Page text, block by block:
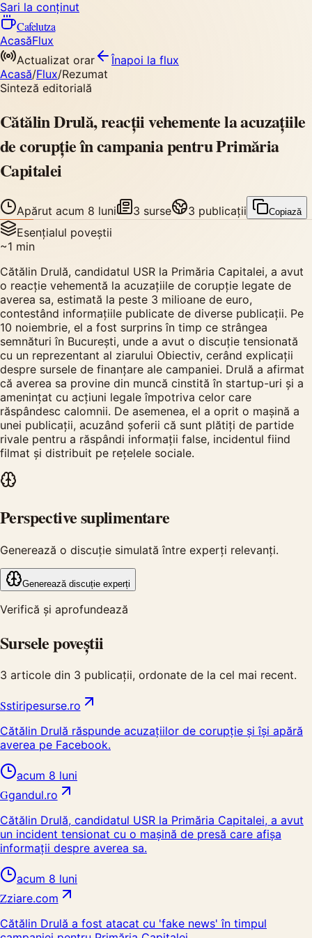
Sari la conținut
Cafelutza
AcasăFlux
Actualizat orar
Înapoi la flux
Acasă/Flux/Rezumat
Sinteză editorială
Cătălin Drulă, reacții vehemente la acuzațiile
de corupție în campania pentru Primăria
Capitalei
Apărut acum 8 luni 3 surse 3 publicații Copiază
Esențialul poveștii
~1 min
Cătălin Drulă, candidatul USR la Primăria Capitalei, a avut
o reacție vehementă la acuzațiile de corupție legate de
averea sa, estimată la peste 3 milioane de euro,
contestând informațiile publicate de diverse publicații. Pe
10 noiembrie, el a fost surprins în timp ce strângea
semnături în București, unde a avut o discuție tensionată
cu un reprezentant al ziarului Obiectiv, cerând explicații
despre sursele de finanțare ale campaniei. Drulă a afirmat
că averea sa provine din muncă cinstită în startup-uri și a
amenințat cu acțiuni legale împotriva celor care
răspândesc calomnii. De asemenea, el a oprit o mașină a
unei publicații, acuzând șoferii că sunt plătiți de partide
rivale pentru a răspândi informații false, incidentul fiind
filmat și distribuit pe rețelele sociale.
Perspective suplimentare
Generează o discuție simulată între experți relevanți.
Generează discuție experți
Verifică și aprofundează
Sursele poveștii
3 articole din 3 publicații, ordonate de la cel mai recent.
Sstiripesurse.ro
Cătălin Drulă răspunde acuzațiilor de corupție și își apără
averea pe Facebook.
acum 8 luni
Ggandul.ro
Cătălin Drulă, candidatul USR la Primăria Capitalei, a avut
un incident tensionat cu o mașină de presă care afișa
informații despre averea sa.
acum 8 luni
Zziare.com
Cătălin Drulă a fost atacat cu 'fake news' în timpul